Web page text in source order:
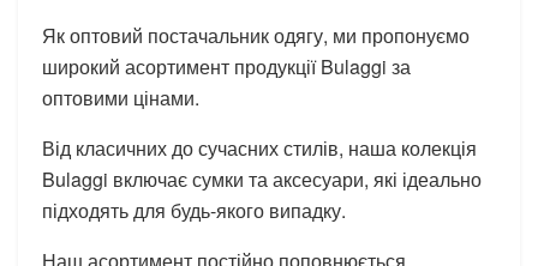
Як оптовий постачальник одягу, ми пропонуємо
широкий асортимент продукції Bulaggi за
оптовими цінами.
Від класичних до сучасних стилів, наша колекція
Bulaggi включає сумки та аксесуари, які ідеально
підходять для будь-якого випадку.